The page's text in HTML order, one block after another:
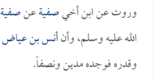
وروت عن ابن أخيصفيةعنصفية
الله عليه وسلم، وأنأنس بن عياض
وقدره فوجده مدين ونصفاً.